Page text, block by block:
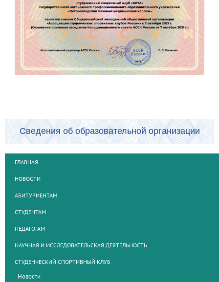
Сведения об образовательной организации
ГЛАВНАЯ
НОВОСТИ
АБИТУРИЕНТАМ
СТУДЕНТАМ
ПЕДАГОГАМ
НАУЧНАЯ И ИССЛЕДОВАТЕЛЬСКАЯ ДЕЯТЕЛЬНОСТЬ
СТУДЕНЧЕСКИЙ СПОРТИВНЫЙ КЛУБ
Новости